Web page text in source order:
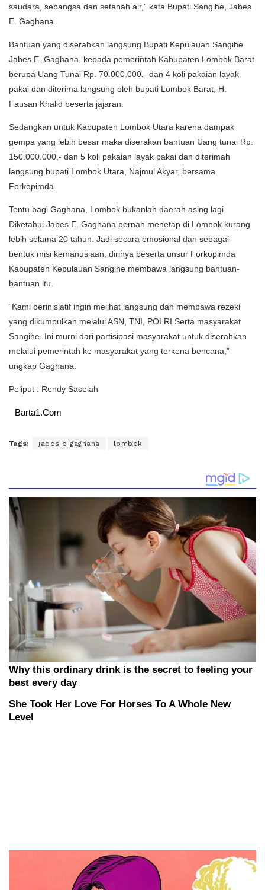
saudara, sebangsa dan setanah air,” kata Bupati Sangihe, Jabes
E. Gaghana.
Bantuan yang diserahkan langsung Bupati Kepulauan Sangihe
Jabes E. Gaghana, kepada pemerintah Kabupaten Lombok Barat
berupa Uang Tunai Rp. 70.000.000,- dan 4 koli pakaian layak
pakai dan diterima langsung oleh bupati Lombok Barat, H.
Fausan Khalid beserta jajaran.
Sedangkan untuk Kabupaten Lombok Utara karena dampak
gempa yang lebih besar maka diserakan bantuan Uang tunai Rp.
150.000.000,- dan 5 koli pakaian layak pakai dan diterimah
langsung bupati Lombok Utara, Najmul Akyar, bersama
Forkopimda.
Tentu bagi Gaghana, Lombok bukanlah daerah asing lagi.
Diketahui Jabes E. Gaghana pernah menetap di Lombok kurang
lebih selama 20 tahun. Jadi secara emosional dan sebagai
bentuk misi kemanusiaan, dirinya beserta unsur Forkopimda
Kabupaten Kepulauan Sangihe membawa langsung bantuan-
bantuan itu.
“Kami berinisiatif ingin melihat langsung dan membawa rezeki
yang dikumpulkan melalui ASN, TNI, POLRI Serta masyarakat
Sangihe. Ini murni dari partisipasi masyarakat untuk diserahkan
melalui pemerintah ke masyarakat yang terkena bencana,”
ungkap Gaghana.
Peliput : Rendy Saselah
Barta1.Com
Tags: jabes e gaghana lombok